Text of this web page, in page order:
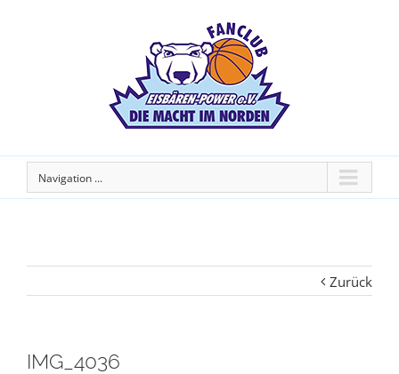
Navigation ...
Zurück
IMG_4036